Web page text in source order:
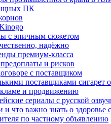
ПК
с эпичным сюжетом
надёжно
премиум-класса
и рисков
с поставщиком
поставщиками сигарет
и продвижению
сериалы с русской
что важно знать о здоровье
по частному объявлению